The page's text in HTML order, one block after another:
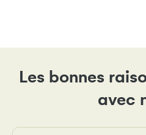
Les bonnes
avec